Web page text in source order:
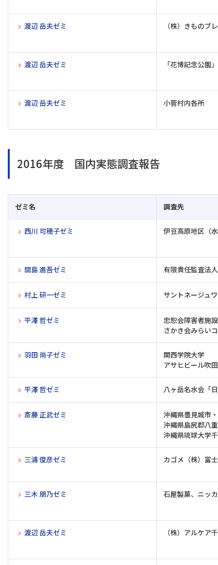
渡辺 岳夫ゼミ （株）きものブ
渡辺 岳夫ゼミ 「花博記念公園
渡辺 岳夫ゼミ 小菅村内各所
2016年度 国内実態調査報告
ゼミ名 調査先
西川 可穂子ゼミ 伊豆高原地区（
間島 進吾ゼミ 有限責任監査法
村上 研一ゼミ サントネージュ
平澤 哲ゼミ
忠恕会障害者施
さかき会みらい
羽田 尚子ゼミ
関西学院大学
アサヒビール吹
平澤 哲ゼミ 八ヶ岳名水会「
斎藤 正武ゼミ
沖縄県豊見城市
沖縄県島尻郡八
沖縄県琉球大学
三浦 俊彦ゼミ カゴメ（株）富
三木 朋乃ゼミ 石屋製菓、ニッ
渡辺 岳夫ゼミ （株）アルケア